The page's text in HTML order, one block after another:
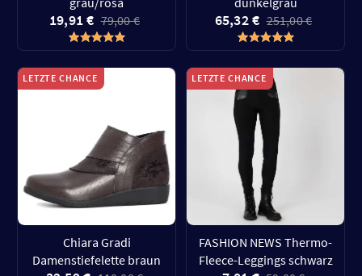
19,91 € 79,00 € 65,32 € 251,00 €
LETZTE CHANCE
Chiara Gradi
Damenstiefelette braun
LETZTE CHANCE
FASHION NEWS Thermo-
Fleece-Leggings schwarz